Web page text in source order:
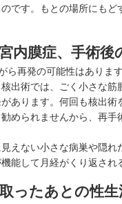
です。もとの場所にも
内膜症、手術後
ら再発の可能性はありま
出術では、ごく小さな
あります。何回も核出
められませんから、再
えない小さな病巣や隠
能して月経がくり返され
ったあとの性